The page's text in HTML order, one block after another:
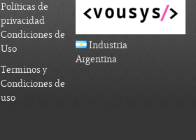
Políticas de
privacidad
Condiciones de
Uso
Terminos y
Condiciones de
uso
Industria
Argentina